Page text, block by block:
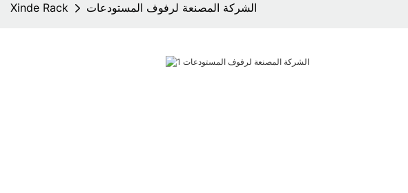
Xinde Rack الشركة المصنعة لرفوف المستودعات